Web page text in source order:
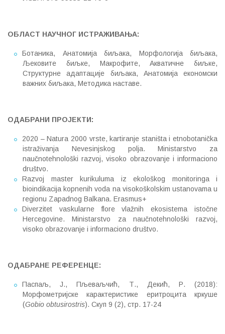
ОБЛАСТ НАУЧНОГ ИСТРАЖИВАЊА:
Ботаника, Анатомија биљака, Морфологија биљака,
Љековите биљке, Макрофите, Акватичне биљке,
Структурне адаптације биљака, Анатомија економски
важних биљака, Методика наставе.
ОДАБРАНИ ПРОЈЕКТИ:
2020 – Natura 2000 vrste, kartiranje staništa i etnobotanička
istraživanja Nevesinjskog polja. Ministarstvo za
naučnotehnološki razvoj, visoko obrazovanje i informaciono
društvo.
Razvoj master kurikuluma iz ekološkog monitoringa i
bioindikacija kopnenih voda na visokoškolskim ustanovama u
regionu Zapadnog Balkana. Erasmus+
Diverzitet vaskularne flore vlažnih ekosistema istočne
Hercegovine. Ministarstvo za naučnotehnološki razvoj,
visoko obrazovanje i informaciono društvo.
ОДАБРАНЕ РЕФЕРЕНЦЕ:
Паспаљ, Ј., Пљеваљчић, Т., Декић, Р. (2018):
Морфометријске карактеристике еритроцита кркуше
(Gobio obtusirostris). Скуп 9 (2), стр. 17-24